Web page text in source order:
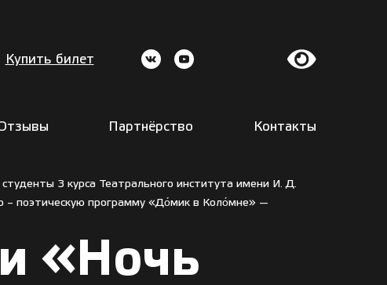
Купить билет
Партнёрство Контакты
3 курса Театрального института имени И. Д.
– поэтическую программу «До́мик в Коло́мне» —
«Ночь